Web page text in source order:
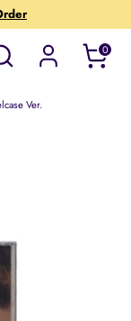
Suchen 0
Ver.